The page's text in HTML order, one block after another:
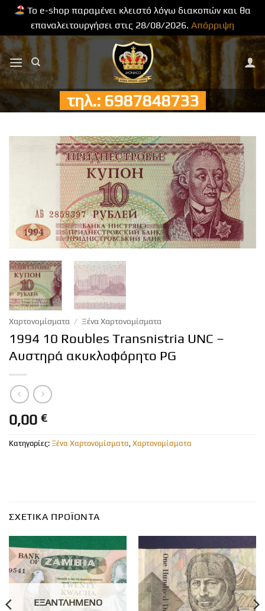
Το e-shop παραμένει κλειστό λόγω διακοπών και θα
επαναλειτουργήσει στις 28/08/2026. Απόρριψη
Μετάβαση
στο
περιεχόμενο
τηλ.: 6987848733
Χαρτονομίσματα / Ξένα Χαρτονομίσματα
1994 10 Roubles Transnistria UNC –
Αυστηρά ακυκλοφόρητo PG
0,00 €
Κατηγορίες: Ξένα Χαρτονομίσματα, Χαρτονομίσματα
ΣΧΕΤΙΚΆ ΠΡΟΪΌΝΤΑ
ΕΞΑΝΤΛΗΜΈΝΟ